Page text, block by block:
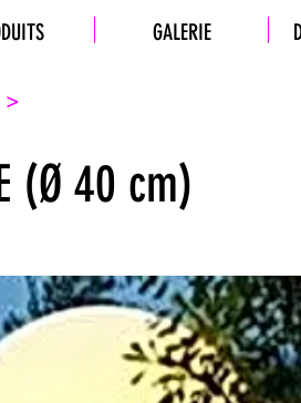
GALERIE
>
(Ø 40 cm)